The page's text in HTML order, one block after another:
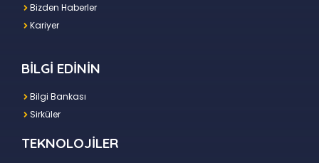
Bizden Haberler
Kariyer
BİLGİ EDİNİN
Bilgi Bankası
Sirküler
TEKNOLOJİLER